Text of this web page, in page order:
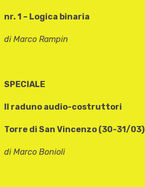
nr. 1 – Logica binaria
di Marco Rampin
SPECIALE
II raduno audio-costruttori
Torre di San Vincenzo (30-31/03)
di Marco Bonioli